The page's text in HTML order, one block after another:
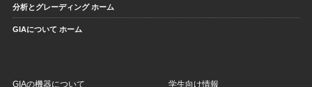
分析とグレーディング ホーム
GIAについて ホーム
GIAの機器について 学生向け情報